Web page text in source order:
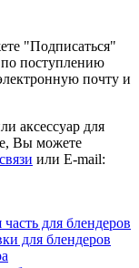
"Подписаться"
по поступлению
почту и
аксессуар для
Вы можете
или E-mail:
для блендеров
для блендеров